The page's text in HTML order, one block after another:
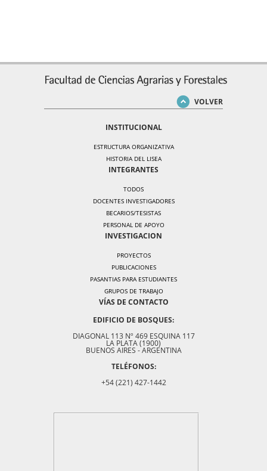
VOLVER
INSTITUCIONAL
ESTRUCTURA ORGANIZATIVA
HISTORIA DEL LISEA
INTEGRANTES
TODOS
DOCENTES INVESTIGADORES
BECARIOS/TESISTAS
PERSONAL DE APOYO
INVESTIGACION
PROYECTOS
PUBLICACIONES
PASANTIAS PARA ESTUDIANTES
GRUPOS DE TRABAJO
VÍAS DE CONTACTO
EDIFICIO DE BOSQUES:
DIAGONAL 113 Nº 469 ESQUINA 117
LA PLATA (1900)
BUENOS AIRES - ARGENTINA
TELÉFONOS:
+54 (221) 427-1442